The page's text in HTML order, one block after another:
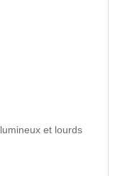
et lourds